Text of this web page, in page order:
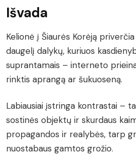
Išvada
Kelionė į Šiaurės Korėją
daugelį dalykų, kuriuos
suprantamais – interneto
rinktis aprangą ar šukuoseną.
Labiausiai įstringa kontrastai –
sostinės objektų ir skurdaus
propagandos ir realybės, tarp
nuostabaus gamtos grožio.